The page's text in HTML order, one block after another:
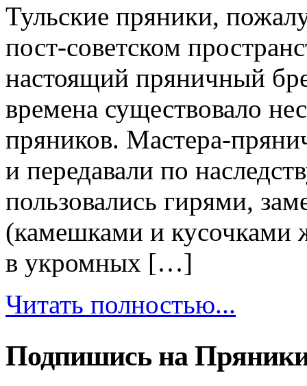
Тульские пряники,
пост-советском
настоящий пряничный
времена существовало
пряников. Мастера-
и передавали по
пользовались гирями,
(камешками и кусочками
в укромных […]
Читать полностью...
Подпишись на